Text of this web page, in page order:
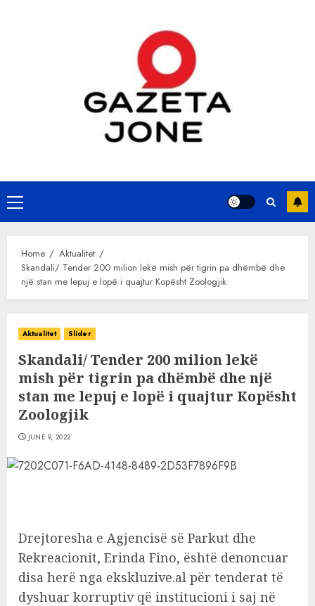
Primary
Menu
Home
Aktualitet
Skandali/ Tender 200 milion lekë mish për tigrin pa dhëmbë dhe
një stan me lepuj e lopë i quajtur Kopësht Zoologjik
Aktualitet Slider
Skandali/ Tender 200 milion lekë
mish për tigrin pa dhëmbë dhe një
stan me lepuj e lopë i quajtur Kopësht
Zoologjik
JUNE 9, 2022
Drejtoresha e Agjencisë së Parkut dhe
Rekreacionit, Erinda Fino, është denoncuar
disa herë nga ekskluzive.al për tenderat të
dyshuar korruptiv që institucioni i saj në